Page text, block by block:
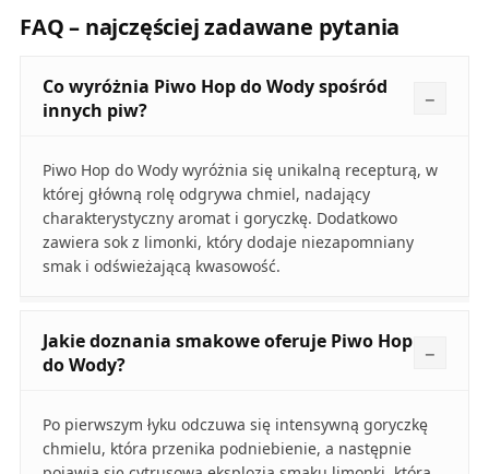
FAQ – najczęściej zadawane pytania
Co wyróżnia Piwo Hop do Wody spośród
innych piw?
Piwo Hop do Wody wyróżnia się unikalną recepturą, w
której główną rolę odgrywa chmiel, nadający
charakterystyczny aromat i goryczkę. Dodatkowo
zawiera sok z limonki, który dodaje niezapomniany
smak i odświeżającą kwasowość.
Jakie doznania smakowe oferuje Piwo Hop
do Wody?
Po pierwszym łyku odczuwa się intensywną goryczkę
chmielu, która przenika podniebienie, a następnie